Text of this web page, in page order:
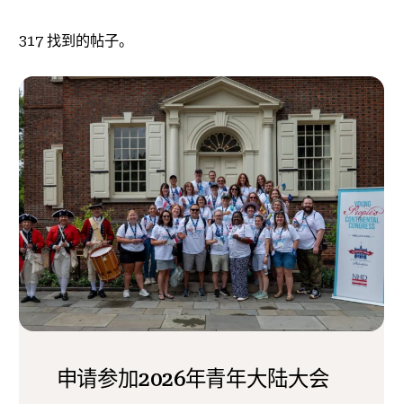
参与其中
317 找到的帖子。
申请参加2026年青年大陆大会